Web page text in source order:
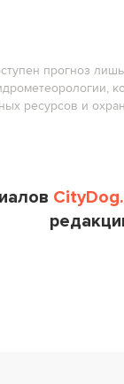
прогноз
ресурсов и